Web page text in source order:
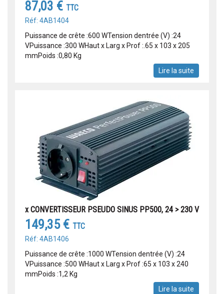
87,03 € TTC
Réf: 4AB1404
Puissance de crête :600 WTension dentrée (V) :24
VPuissance :300 WHaut x Larg x Prof :.65 x 103 x 205
mmPoids :0,80 Kg
Lire la suite
x CONVERTISSEUR PSEUDO SINUS PP500, 24 > 230 V
149,35 € TTC
Réf: 4AB1406
Puissance de crête :1000 WTension dentrée (V) :24
VPuissance :500 WHaut x Larg x Prof :65 x 103 x 240
mmPoids :1,2 Kg
Lire la suite